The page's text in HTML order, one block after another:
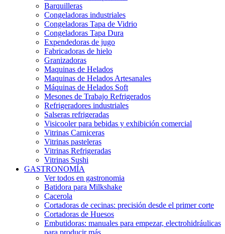
Barquilleras
Congeladoras industriales
Congeladoras Tapa de Vidrio
Congeladoras Tapa Dura
Expendedoras de jugo
Fabricadoras de hielo
Granizadoras
Maquinas de Helados
Maquinas de Helados Artesanales
Máquinas de Helados Soft
Mesones de Trabajo Refrigerados
Refrigeradores industriales
Salseras refrigeradas
Visicooler para bebidas y exhibición comercial
Vitrinas Carniceras
Vitrinas pasteleras
Vitrinas Refrigeradas
Vitrinas Sushi
GASTRONOMÍA
Ver todos en gastronomia
Batidora para Milkshake
Cacerola
Cortadoras de cecinas: precisión desde el primer corte
Cortadoras de Huesos
Embutidoras: manuales para empezar, electrohidráulicas